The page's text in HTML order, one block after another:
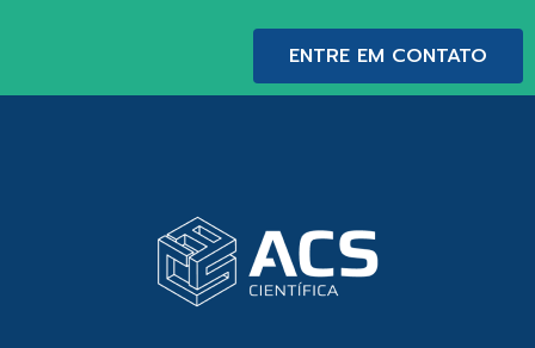
ENTRE EM CONTATO